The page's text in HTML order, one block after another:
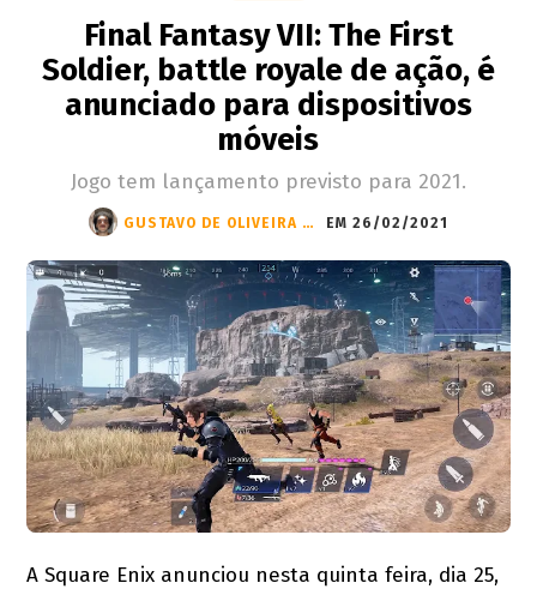
Final Fantasy VII: The First
Soldier, battle royale de ação, é
anunciado para dispositivos
móveis
Jogo tem lançamento previsto para 2021.
GUSTAVO DE OLIVEIRA BRANDÃO EM 26/02/2021
A Square Enix anunciou nesta quinta feira, dia 25,